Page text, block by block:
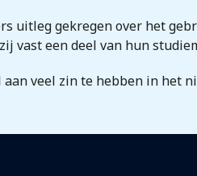
uitleg gekregen over het
vast een deel van hun
veel zin te hebben in het